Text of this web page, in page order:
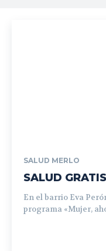
SALUD MERLO
SALUD
En el barrio Eva
programa «Mujer,